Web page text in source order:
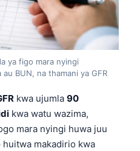
ya figo mara nyingi
BUN, na thamani ya GFR
kwa ujumla 90
kwa watu wazima,
mara nyingi huwa juu
huitwa makadirio kwa